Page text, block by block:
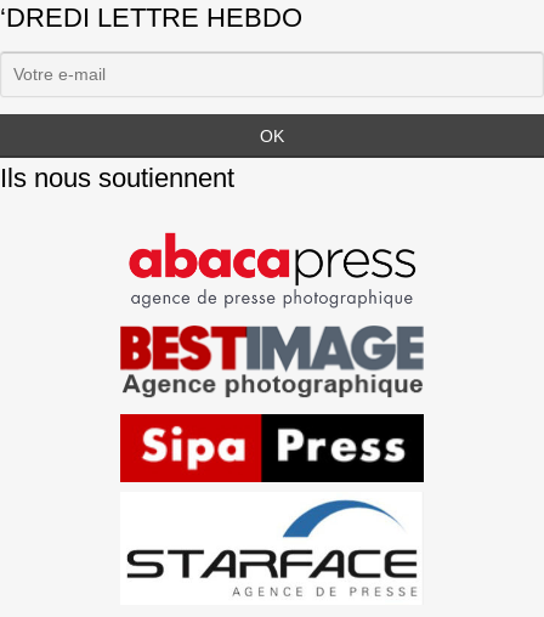
‘DREDI LETTRE HEBDO
Ils nous soutiennent